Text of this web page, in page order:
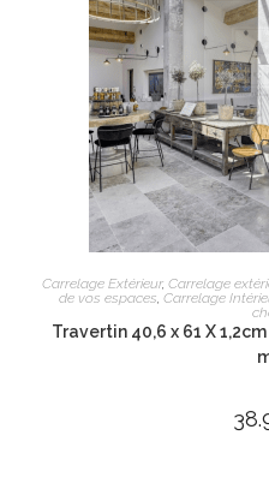
AJOUTER
Carrelage Extérieur, Carrelage
de vos espaces, Carrelage
Travertin 40,6 x 61 X